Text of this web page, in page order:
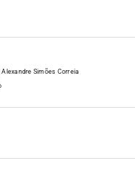
Simões Correia